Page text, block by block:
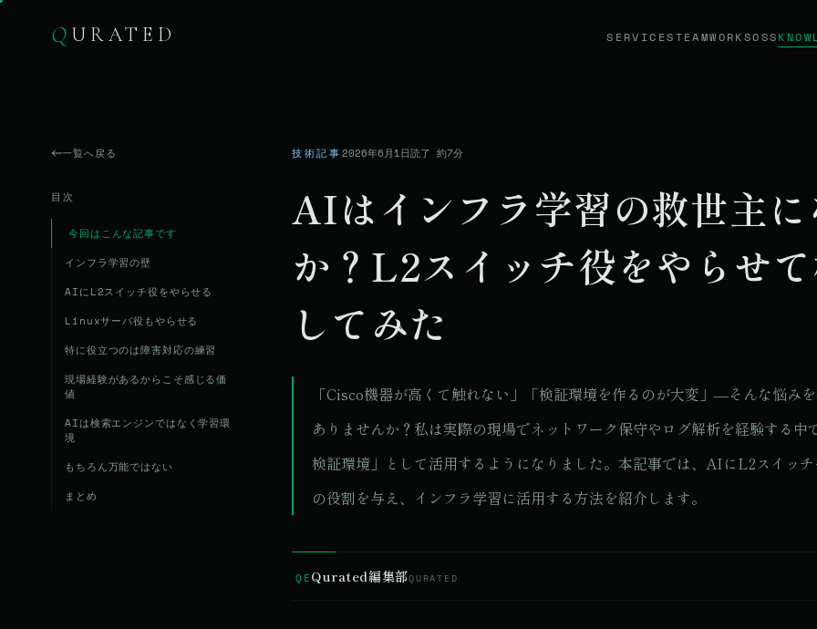
Q URATED SERVICESTEAMWORKSOSS
一覧へ戻る
目次
今回はこんな記事です
インフラ学習の壁
AIにL2スイッチ役をやらせる
Linuxサーバ役もやらせる
特に役立つのは障害対応の練習
現場経験があるからこそ感じる価
値
AIは検索エンジンではなく学習環
境
もちろん万能ではない
まとめ
技術記事2026年6月1日読了 約7分
AIはインフラ学習の救世主に
か？L2スイッチ役をやらせ
してみた
「Cisco機器が高くて触れない」「検証環境を作るのが大変」―そんな悩み
ありませんか？私は実際の現場でネットワーク保守やログ解析を経験する中
検証環境」として活用するようになりました。本記事では、AIにL2スイッ
の役割を与え、インフラ学習に活用する方法を紹介します。
QEQurated編集部QURATED